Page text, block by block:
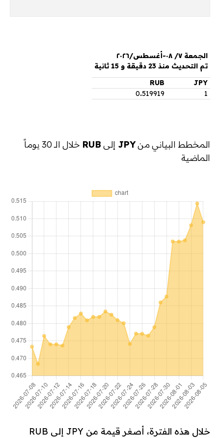
الجمعة ٧/ ٠٨-أغسطس/٢٠٢٦
تم التحديث منذ 23 دقيقة و 15 ثانية
JPY
RUB
1
0.519919
المخطط البياني منJPY إلى RUB
خلال الـ 30 يوماً
الماضية
خلال هذه الفترة، أصغر قيمة من JPY إلى RUB